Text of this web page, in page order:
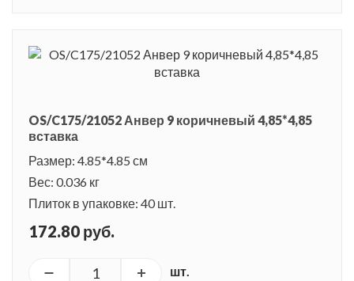
OS/C175/21052 Анвер 9 коричневый 4,85*4,85
вставка
Размер: 4.85*4.85 см
Вес: 0.036 кг
Плиток в упаковке: 40 шт.
172.80 руб.
шт.